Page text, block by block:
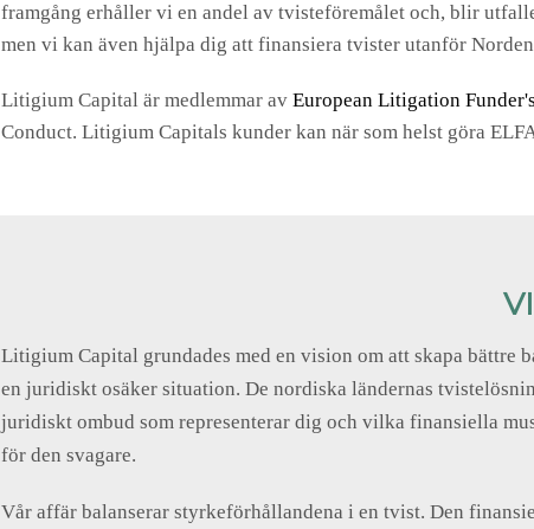
framgång erhåller vi en andel av tvisteföremålet och, blir
men vi kan även hjälpa dig att finansiera tvister utanför
Litigium Capital är medlemmar av European Litigation
Conduct. Litigium Capitals kunder kan när som helst göra
Litigium Capital grundades med en vision om att skapa bättre
en juridiskt osäker situation. De nordiska ländernas
juridiskt ombud som representerar dig och vilka finansiella
för den svagare.
Vår affär balanserar styrkeförhållandena i en tvist. Den